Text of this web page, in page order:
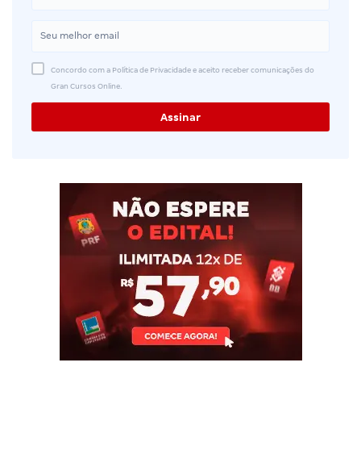
Concordo com a Política de Privacidade e aceito receber comunicações do
Gran Cursos Online.